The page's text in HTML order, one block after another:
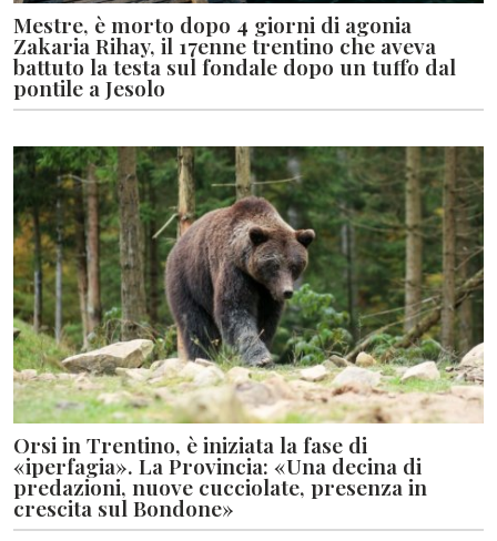
Mestre, è morto dopo 4 giorni di agonia
Zakaria Rihay, il 17enne trentino che aveva
battuto la testa sul fondale dopo un tuffo dal
pontile a Jesolo
Orsi in Trentino, è iniziata la fase di
«iperfagia». La Provincia: «Una decina di
predazioni, nuove cucciolate, presenza in
crescita sul Bondone»